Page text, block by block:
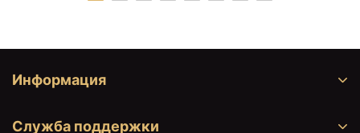
Акриловый поддон для
Акриловый поддон для
Информация
Служба поддержки